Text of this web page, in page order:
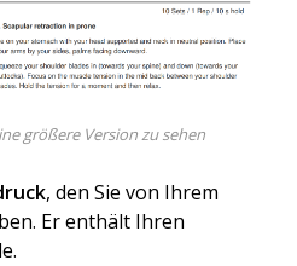
größere Version zu sehen
, den Sie von Ihrem
Er enthält Ihren